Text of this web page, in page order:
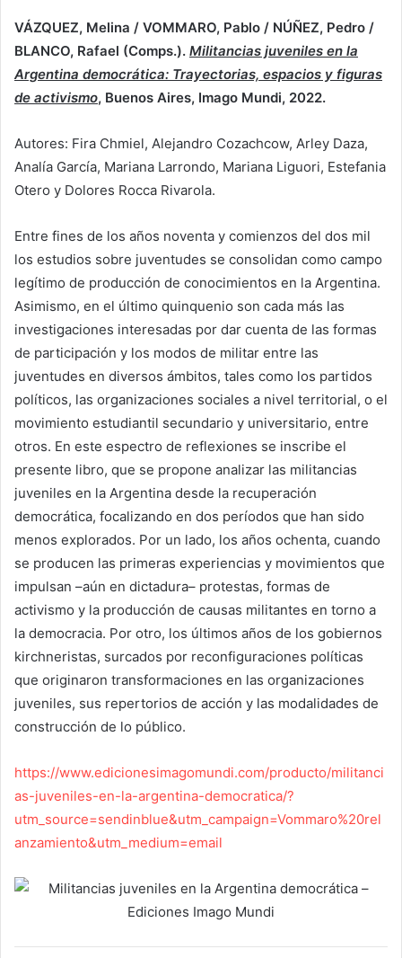
VÁZQUEZ, Melina / VOMMARO, Pablo / NÚÑEZ, Pedro /
BLANCO, Rafael (Comps.). Militancias juveniles en la
Argentina democrática: Trayectorias, espacios y figuras
de activismo, Buenos Aires, Imago Mundi, 2022.
Autores: Fira Chmiel, Alejandro Cozachcow, Arley Daza,
Analía García, Mariana Larrondo, Mariana Liguori, Estefania
Otero y Dolores Rocca Rivarola.
Entre fines de los años noventa y comienzos del dos mil
los estudios sobre juventudes se consolidan como campo
legítimo de producción de conocimientos en la Argentina.
Asimismo, en el último quinquenio son cada más las
investigaciones interesadas por dar cuenta de las formas
de participación y los modos de militar entre las
juventudes en diversos ámbitos, tales como los partidos
políticos, las organizaciones sociales a nivel territorial, o el
movimiento estudiantil secundario y universitario, entre
otros. En este espectro de reflexiones se inscribe el
presente libro, que se propone analizar las militancias
juveniles en la Argentina desde la recuperación
democrática, focalizando en dos períodos que han sido
menos explorados. Por un lado, los años ochenta, cuando
se producen las primeras experiencias y movimientos que
impulsan –aún en dictadura– protestas, formas de
activismo y la producción de causas militantes en torno a
la democracia. Por otro, los últimos años de los gobiernos
kirchneristas, surcados por reconfiguraciones políticas
que originaron transformaciones en las organizaciones
juveniles, sus repertorios de acción y las modalidades de
construcción de lo público.
https://www.edicionesimagomundi.com/producto/militanci
as-juveniles-en-la-argentina-democratica/?
utm_source=sendinblue&utm_campaign=Vommaro%20rel
anzamiento&utm_medium=email